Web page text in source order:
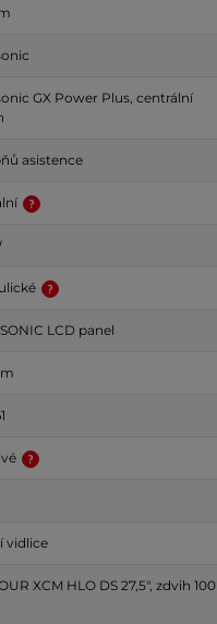
GX Power Plus, centrální
asistence
LCD panel
vidlice
XCM HLO DS 27,5", zdvih 100